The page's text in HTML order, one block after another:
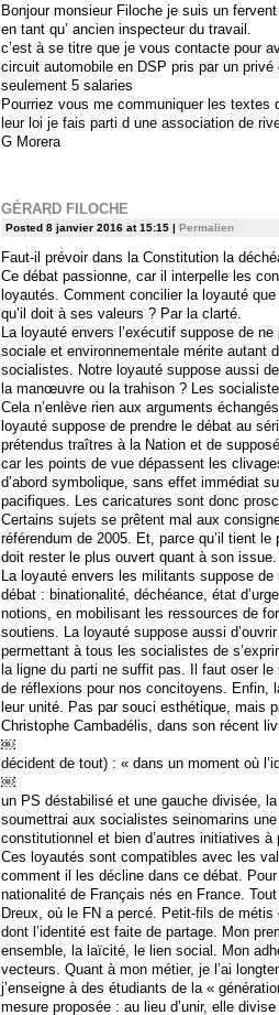
Bonjour monsieur Filoche je suis un
en tant qu’ ancien inspecteur du travail.
c’est à se titre que je vous contacte pour
circuit automobile en DSP pris par un
seulement 5 salaries
Pourriez vous me communiquer les
leur loi je fais parti d une association de
G Morera
GÉRARD FILOCHE
Posted 8 janvier 2016 at 15:15 Permalien
Faut-il prévoir dans la Constitution la
Ce débat passionne, car il interpelle les
loyautés. Comment concilier la loyauté
qu’il doit à ses valeurs ? Par la clarté.
La loyauté envers l’exécutif suppose de
sociale et environnementale mérite autant
socialistes. Notre loyauté suppose aussi
la manœuvre ou la trahison ? Les
Cela n’enlève rien aux arguments
loyauté suppose de prendre le débat au
prétendus traîtres à la Nation et de
car les points de vue dépassent les
d’abord symbolique, sans effet immédiat
pacifiques. Les caricatures sont donc
Certains sujets se prêtent mal aux
référendum de 2005. Et, parce qu’il tient
doit rester le plus ouvert quant à son
La loyauté envers les militants suppose
débat : binationalité, déchéance, état
notions, en mobilisant les ressources de
soutiens. La loyauté suppose aussi
permettant à tous les socialistes de
la ligne du parti ne suffit pas. Il faut oser
de réflexions pour nos concitoyens. Enfin,
leur unité. Pas par souci esthétique, mais
Christophe Cambadélis, dans son récent
￼
décident de tout) : « dans un moment où
￼
un PS déstabilisé et une gauche divisée,
soumettrai aux socialistes seinomarins
constitutionnel et bien d’autres initiatives à
Ces loyautés sont compatibles avec les
comment il les décline dans ce débat.
nationalité de Français nés en France.
Dreux, où le FN a percé. Petit-fils de
dont l’identité est faite de partage. Mon
ensemble, la laïcité, le lien social. Mon
vecteurs. Quant à mon métier, je l’ai
j’enseigne à des étudiants de la «
mesure proposée : au lieu d’unir, elle